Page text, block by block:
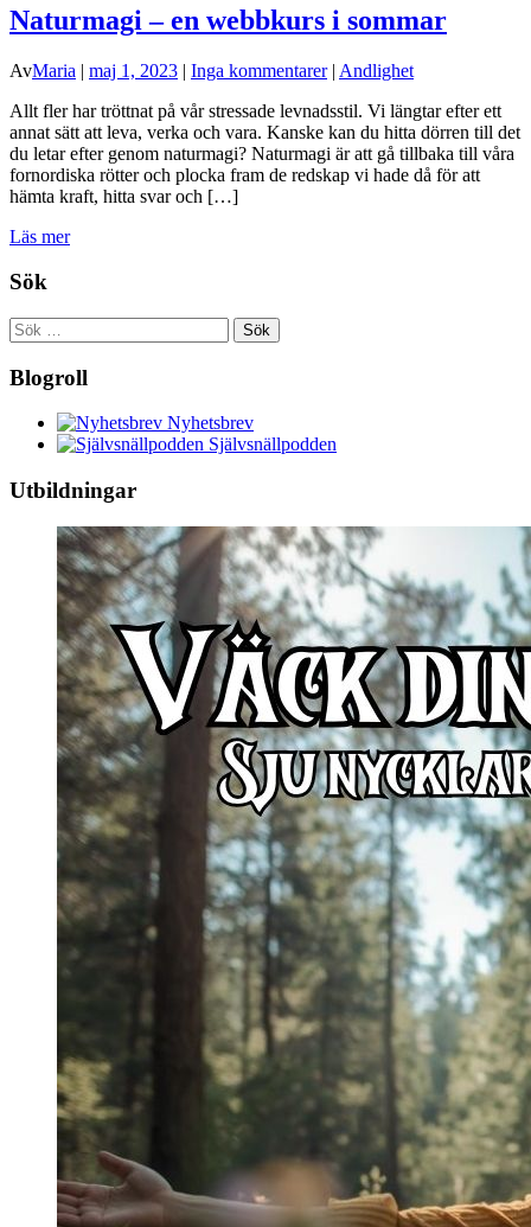
Naturmagi – en webbkurs i sommar
AvMaria | maj 1, 2023 | Inga kommentarer| Andlighet
Allt fler har tröttnat på vår stressade levnadsstil. Vi längtar efter ett
annat sätt att leva, verka och vara. Kanske kan du hitta dörren till det
du letar efter genom naturmagi? Naturmagi är att gå tillbaka till våra
fornordiska rötter och plocka fram de redskap vi hade då för att
hämta kraft, hitta svar och […]
Läs mer
Sök
Sök
efter:
Blogroll
Nyhetsbrev
Självsnällpodden
Utbildningar